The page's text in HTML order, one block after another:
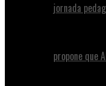
jornada
propone que